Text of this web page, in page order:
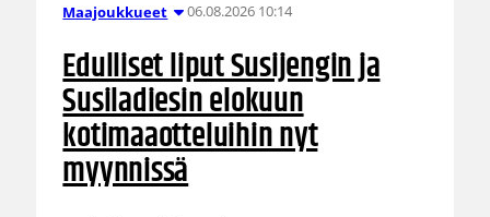
Maajoukkueet 06.08.2026 10:14
Edulliset liput Susijengin ja
Susiladiesin elokuun
kotimaaotteluihin nyt
myynnissä